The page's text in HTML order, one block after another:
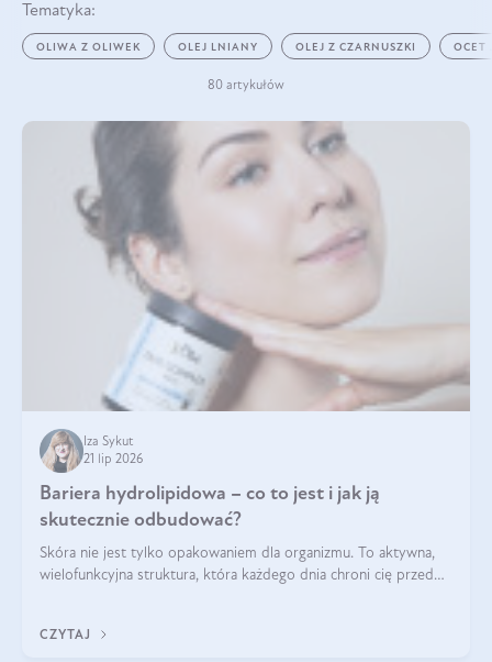
Tematyka:
OLIWA Z OLIWEK OLEJ LNIANY OLEJ Z CZARNUSZKI OCET
80 artykułów
Iza Sykut
21 lip 2026
Bariera hydrolipidowa – co to jest i jak ją
skutecznie odbudować?
Skóra nie jest tylko opakowaniem dla organizmu. To aktywna,
wielofunkcyjna struktura, która każdego dnia chroni cię przed
bariera hydrolipidowa.
CZYTAJ